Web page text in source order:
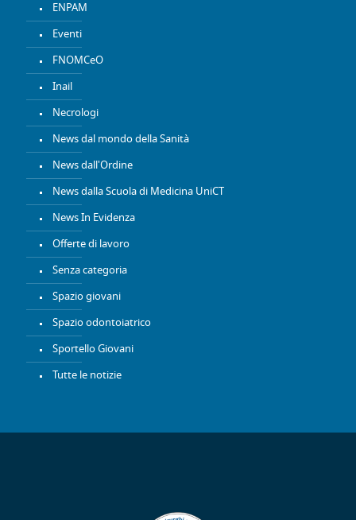
ENPAM
Eventi
FNOMCeO
Inail
Necrologi
News dal mondo della Sanità
News dall'Ordine
News dalla Scuola di Medicina UniCT
News In Evidenza
Offerte di lavoro
Senza categoria
Spazio giovani
Spazio odontoiatrico
Sportello Giovani
Tutte le notizie